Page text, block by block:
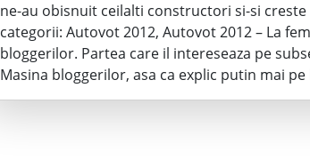
ne-au obisnuit ceilalti constructori si-si
categorii: Autovot 2012, Autovot 2012 – La
bloggerilor. Partea care il intereseaza pe
Masina bloggerilor, asa ca explic putin mai